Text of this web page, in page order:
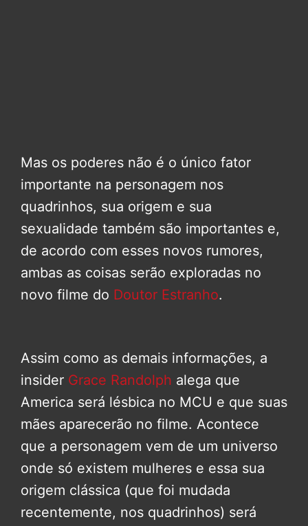
Mas os poderes não é o único fator
importante na personagem nos
quadrinhos, sua origem e sua
sexualidade também são importantes e,
de acordo com esses novos rumores,
ambas as coisas serão exploradas no
novo filme do Doutor Estranho.
Assim como as demais informações, a
insider Grace Randolph alega que
America será lésbica no MCU e que suas
mães aparecerão no filme. Acontece
que a personagem vem de um universo
onde só existem mulheres e essa sua
origem clássica (que foi mudada
recentemente, nos quadrinhos) será